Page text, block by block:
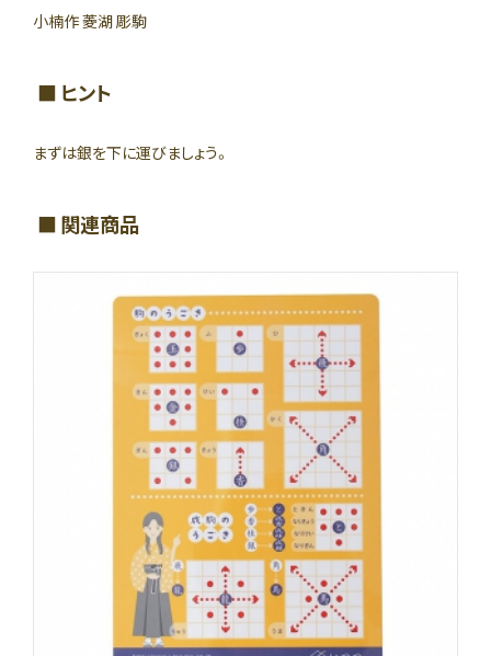
小楠作 菱湖 彫駒
ヒント
まずは銀を下に運びましょう。
関連商品